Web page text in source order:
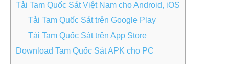
Tải Tam Quốc Sát Việt Nam cho Android, iOS
Tải Tam Quốc Sát trên Google Play
Tải Tam Quốc Sát trên App Store
Download Tam Quốc Sát APK cho PC